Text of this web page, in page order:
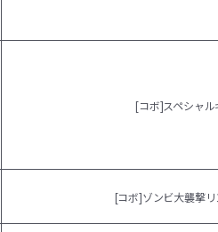
[コボ]スペシャ
[コボ]ゾンビ大襲撃